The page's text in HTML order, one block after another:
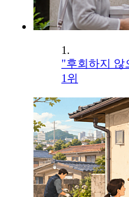
1.
"후회하지 않
1위